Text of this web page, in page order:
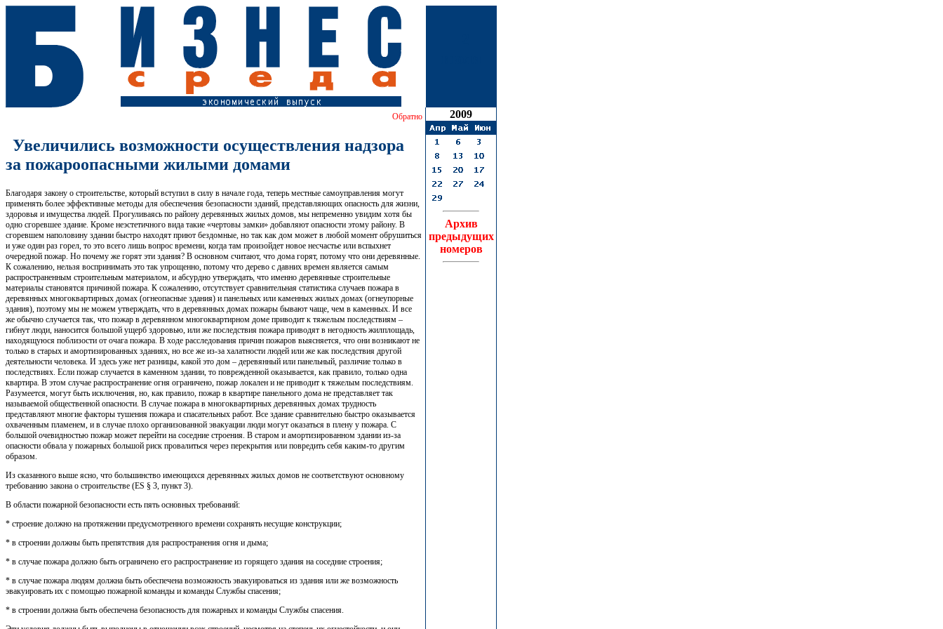
Обратно
Увеличились возможности осуществления надзора
за пожароопасными жилыми домами
Благодаря закону о строительстве, который вступил в силу в начале года, теперь местные самоуправления могут
применять более эффективные методы для обеспечения безопасности зданий, представляющих опасность для жизни,
здоровья и имущества людей. Прогуливаясь по району деревянных жилых домов, мы непременно увидим хотя бы
одно сгоревшее здание. Кроме неэстетичного вида такие «чертовы замки» добавляют опасности этому району. В
сгоревшем наполовину здании быстро находят приют бездомные, но так как дом может в любой момент обрушиться
и уже один раз горел, то это всего лишь вопрос времени, когда там произойдет новое несчастье или вспыхнет
очередной пожар. Но почему же горят эти здания? В основном считают, что дома горят, потому что они деревянные.
К сожалению, нельзя воспринимать это так упрощенно, потому что дерево с давних времен является самым
распространенным строительным материалом, и абсурдно утверждать, что именно деревянные строительные
материалы становятся причиной пожара. К сожалению, отсутствует сравнительная статистика случаев пожара в
деревянных многоквартирных домах (огнеопасные здания) и панельных или каменных жилых домах (огнеупорные
здания), поэтому мы не можем утверждать, что в деревянных домах пожары бывают чаще, чем в каменных. И все
же обычно случается так, что пожар в деревянном многоквартирном доме приводит к тяжелым последствиям –
гибнут люди, наносится большой ущерб здоровью, или же последствия пожара приводят в негодность жилплощадь,
находящуюся поблизости от очага пожара. В ходе расследования причин пожаров выясняется, что они возникают не
только в старых и амортизированных зданиях, но все же из-за халатности людей или же как последствия другой
деятельности человека. И здесь уже нет разницы, какой это дом – деревянный или панельный, различие только в
последствиях. Если пожар случается в каменном здании, то поврежденной оказывается, как правило, только одна
квартира. В этом случае распространение огня ограничено, пожар локален и не приводит к тяжелым последствиям.
Разумеется, могут быть исключения, но, как правило, пожар в квартире панельного дома не представляет так
называемой общественной опасности. В случае пожара в многоквартирных деревянных домах трудность
представляют многие факторы тушения пожара и спасательных работ. Все здание сравнительно быстро оказывается
охваченным пламенем, и в случае плохо организованной эвакуации люди могут оказаться в плену у пожара. С
большой очевидностью пожар может перейти на соседние строения. В старом и амортизированном здании из-за
опасности обвала у пожарных большой риск провалиться через перекрытия или повредить себя каким-то другим
образом.
Из сказанного выше ясно, что большинство имеющихся деревянных жилых домов не соответствуют основному
требованию закона о строительстве (ES § 3, пункт 3).
В области пожарной безопасности есть пять основных требований:
* строение должно на протяжении предусмотренного времени сохранять несущие конструкции;
* в строении должны быть препятствия для распространения огня и дыма;
* в случае пожара должно быть ограничено его распространение из горящего здания на соседние строения;
* в случае пожара людям должна быть обеспечена возможность эвакуироваться из здания или же возможность
эвакуировать их с помощью пожарной команды и команды Службы спасения;
* в строении должна быть обеспечена безопасность для пожарных и команды Службы спасения.
2009
Архив
предыдущих
номеров